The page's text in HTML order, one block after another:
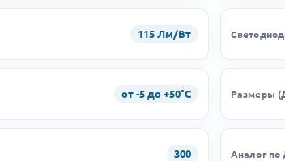
115 Лм/Вт
от -5 до +50°C Размеры
300 Аналог